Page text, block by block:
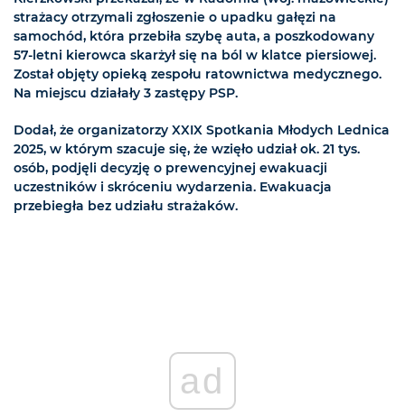
strażacy otrzymali zgłoszenie o upadku gałęzi na
samochód, która przebiła szybę auta, a poszkodowany
57-letni kierowca skarżył się na ból w klatce piersiowej.
Został objęty opieką zespołu ratownictwa medycznego.
Na miejscu działały 3 zastępy PSP.
Dodał, że organizatorzy XXIX Spotkania Młodych Lednica
2025, w którym szacuje się, że wzięło udział ok. 21 tys.
osób, podjęli decyzję o prewencyjnej ewakuacji
uczestników i skróceniu wydarzenia. Ewakuacja
przebiegła bez udziału strażaków.
ad